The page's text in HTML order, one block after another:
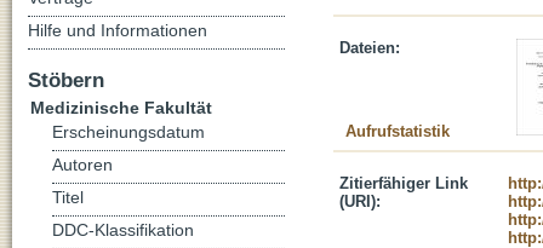
Dateien:
Aufrufstatistik
Zitierfähiger Link
(URI):
Hilfe und Informationen
Stöbern
Medizinische Fakultät
Erscheinungsdatum
Autoren
Titel
DDC-Klassifikation